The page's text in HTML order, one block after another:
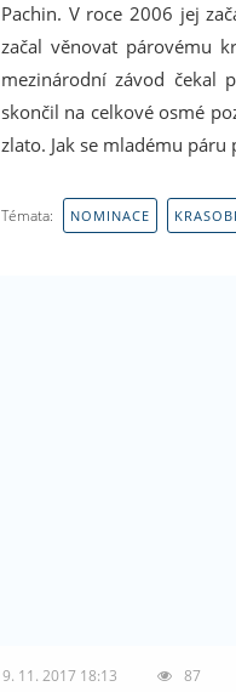
Pachin. V roce 2006 jej
začal věnovat párovému
mezinárodní závod čekal
skončil na celkové osmé
zlato. Jak se mladému
Témata: NOMINACE
9. 11. 2017 18:13 87